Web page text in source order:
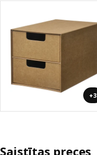
+3
Saistītas preces